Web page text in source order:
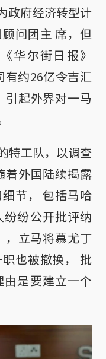
政府经济转型计
问团主 席，但
华尔街日报》
有约26亿令吉汇
引起外界对一马
特工队，以调查
着外国陆续揭露
节， 包括马哈
纷公开批评纳
立马将慕尤丁
也被撤换， 批
是要建立一个